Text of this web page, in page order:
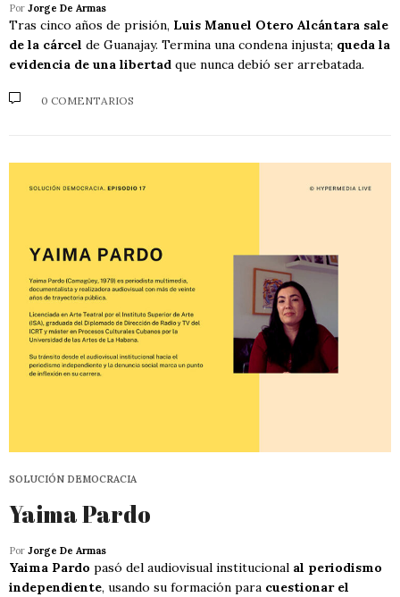
Por Jorge De Armas
Tras cinco años de prisión, Luis Manuel Otero Alcántara sale
de la cárcel de Guanajay. Termina una condena injusta; queda la
evidencia de una libertad que nunca debió ser arrebatada.
0 COMENTARIOS
SOLUCIÓN DEMOCRACIA
Yaima Pardo
Por Jorge De Armas
Yaima Pardo pasó del audiovisual institucional al periodismo
independiente, usando su formación para cuestionar el